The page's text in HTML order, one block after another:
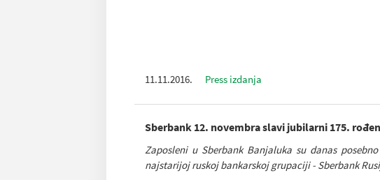
11.11.2016. Press izdanja
Sberbank 12. novembra slavi jubilarni 175.
Zaposleni u Sberbank Banjaluka su danas
najstarijoj ruskoj bankarskoj grupaciji - Sberbank